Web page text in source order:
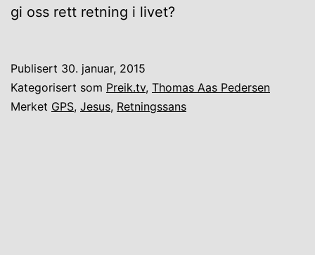
gi oss rett retning i livet?
Publisert 30. januar, 2015
Kategorisert som Preik.tv, Thomas Aas Pedersen
Merket GPS, Jesus, Retningssans